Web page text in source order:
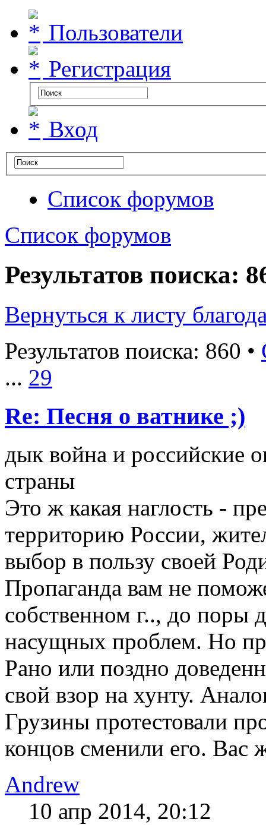
Пользователи
Регистрация
Вход
Список форумов
Список форумов
Результатов поиска:
Вернуться к листу
Результатов поиска: 860 •
... 29
Re: Песня о ватнике ;)
дык война и российские
страны
Это ж какая наглость -
территорию России,
выбор в пользу своей
Пропаганда вам не
собственном г.., до поры
насущных проблем. Но
Рано или поздно
свой взор на хунту.
Грузины протестовали
концов сменили его. Вас
Andrew
10 апр 2014, 20:12